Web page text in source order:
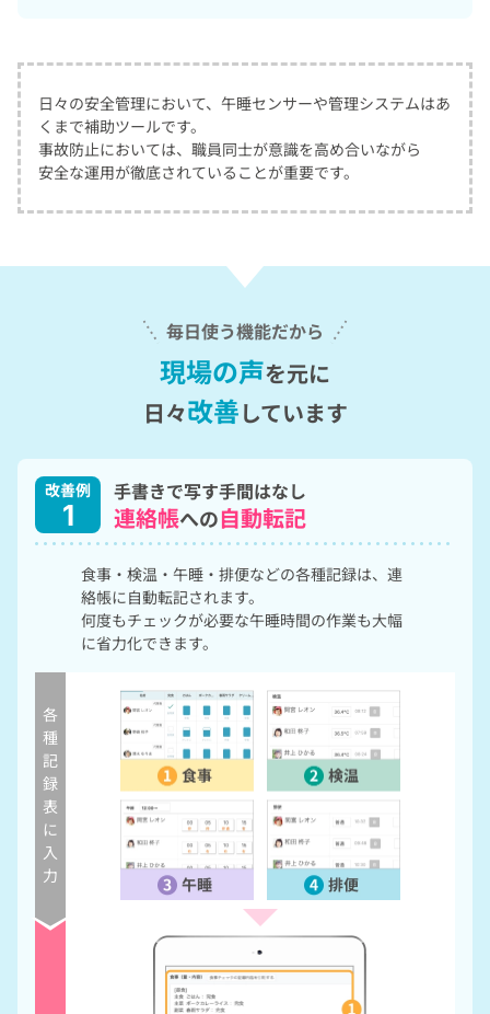
日々の安全管理において、 午睡センサーや管理システムはあ
くまで補助ツールです。
事故防止においては、職員同士が意識を高め合いながら
安全な運用が徹底されていることが重要です。
毎日使う機能だから
現場の声を元に
日々改善 しています
改善例
1
手書きで写す手間はなし
連絡帳への自動転記
食事・検温・午睡・排便などの各種記録は、連
絡帳に自動転記されます。
何度もチェックが必要な午睡時間の作業も大幅
に省力化できます。
各
種
記
録
表
に
入
力